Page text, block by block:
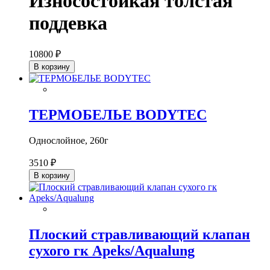
поддевка
10800 ₽
В корзину
ТЕРМОБЕЛЬЕ BODYTEC
Однослойное, 260г
3510 ₽
В корзину
Плоский стравливающий клапан
сухого гк Apeks/Aqualung